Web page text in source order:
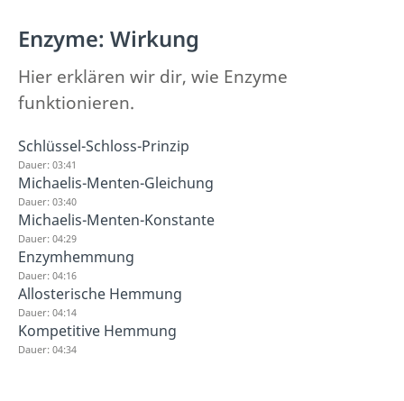
Enzyme: Wirkung
Hier erklären wir dir, wie Enzyme
funktionieren.
Schlüssel-Schloss-Prinzip
Dauer: 03:41
Michaelis-Menten-Gleichung
Dauer: 03:40
Michaelis-Menten-Konstante
Dauer: 04:29
Enzymhemmung
Dauer: 04:16
Allosterische Hemmung
Dauer: 04:14
Kompetitive Hemmung
Dauer: 04:34